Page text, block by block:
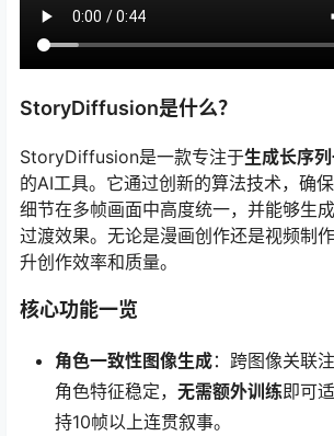
StoryDiffusion是什么？
StoryDiffusion是一款专注于生成长序
的AI工具。它通过创新的算法技术，确
细节在多帧画面中高度统一，并能够生
过渡效果。无论是漫画创作还是视频制
升创作效率和质量。
核心功能一览
角色一致性图像生成：跨图像关联
角色特征稳定， 无需额外训练即可
持10帧以上连贯叙事。